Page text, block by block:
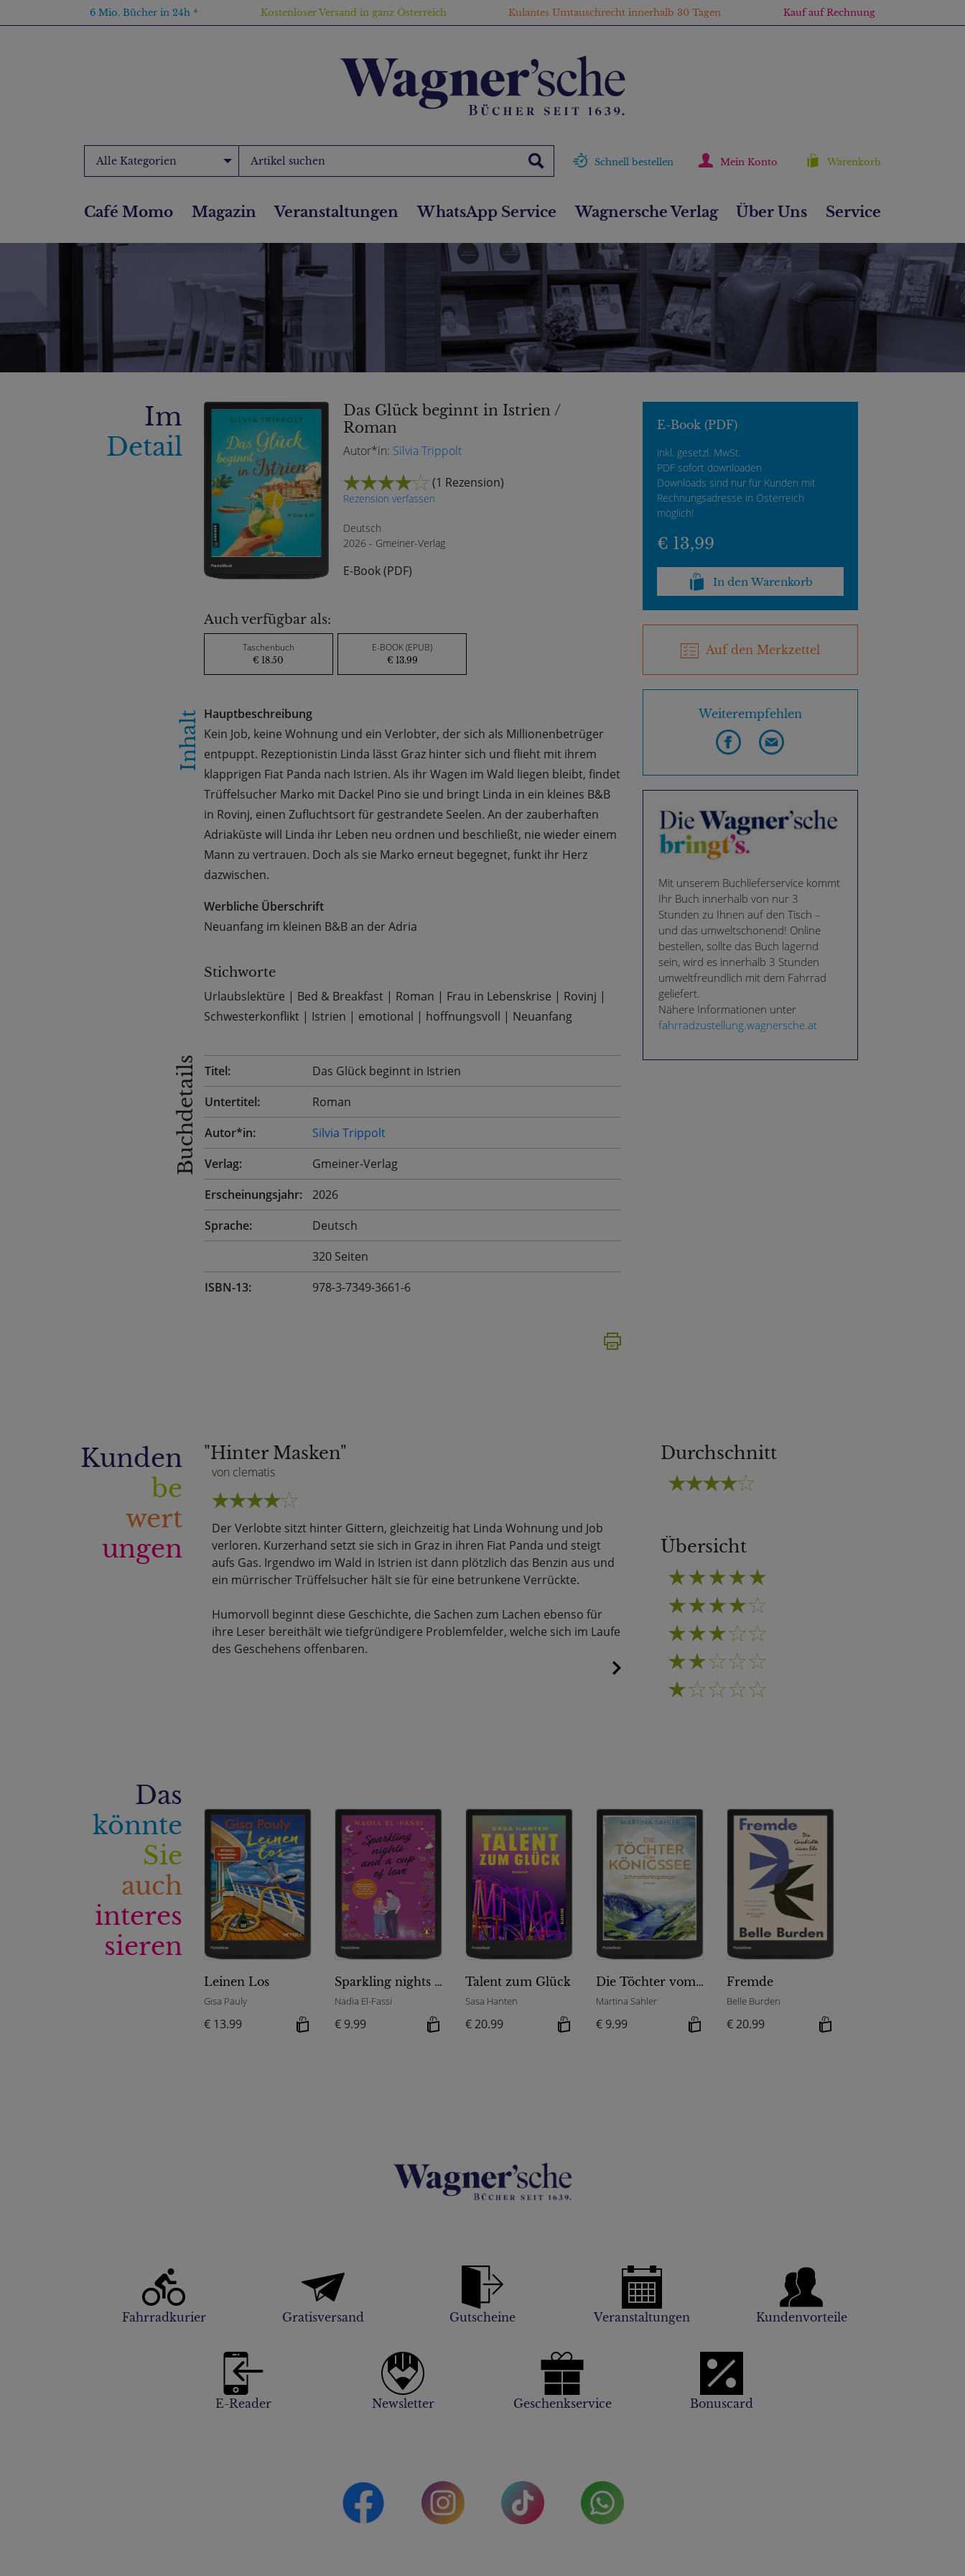
6 Mio. Bücher in 24h * Kostenloser Versand in ganz Österreich Kulantes Umtauschrecht innerhalb 30 Tagen Kauf auf Rechnung
Alle Kategorien Schnell bestellen Mein Konto Warenkorb
Café Momo Magazin Veranstaltungen WhatsApp Service Wagnersche Verlag Über Uns Service
Im
Detail
Das Glück beginnt in Istrien /
Roman
Autor*in: Silvia Trippolt
(1 Rezension)
Rezension verfassen
Deutsch
2026 - Gmeiner-Verlag
E-Book (PDF)
Auch verfügbar als:
Taschenbuch
€ 18.50
E-BOOK (EPUB)
€ 13.99
Inhalt Hauptbeschreibung
Kein Job, keine Wohnung und ein Verlobter, der sich als Millionenbetrüger
entpuppt. Rezeptionistin Linda lässt Graz hinter sich und flieht mit ihrem
klapprigen Fiat Panda nach Istrien. Als ihr Wagen im Wald liegen bleibt, findet
Trüffelsucher Marko mit Dackel Pino sie und bringt Linda in ein kleines B&B
in Rovinj, einen Zufluchtsort für gestrandete Seelen. An der zauberhaften
Adriaküste will Linda ihr Leben neu ordnen und beschließt, nie wieder einem
Mann zu vertrauen. Doch als sie Marko erneut begegnet, funkt ihr Herz
dazwischen.
Werbliche Überschrift
Neuanfang im kleinen B&B an der Adria
Stichworte
Urlaubslektüre | Bed & Breakfast| Roman | Frau in Lebenskrise | Rovinj |
Schwesterkonflikt| Istrien | emotional | hoffnungsvoll | Neuanfang
Buchdetails Titel:
Das Glück beginnt in Istrien
Untertitel:
Roman
Autor*in:
Silvia Trippolt
Verlag:
Gmeiner-Verlag
Erscheinungsjahr:
2026
Sprache:
Deutsch
320 Seiten
ISBN-13:
978-3-7349-3661-6
E-Book (PDF)
inkl. gesetzl. MwSt.
PDF sofort downloaden
Downloads sind nur für Kunden mit
Rechnungsadresse in Österreich
möglich!
€ 13,99
In den Warenkorb
Auf den Merkzettel
Weiterempfehlen
Mit unserem Buchlieferservice kommt
Ihr Buch innerhalb von nur 3
Stunden zu Ihnen auf den Tisch –
und das umweltschonend! Online
bestellen, sollte das Buch lagernd
sein, wird es innerhalb 3 Stunden
umweltfreundlich mit dem Fahrrad
geliefert.
Nähere Informationen unter
fahrradzustellung.wagnersche.at
Kunden
be
wert
ungen
"Hinter Masken"
von clematis
Der Verlobte sitzt hinter Gittern, gleichzeitig hat Linda Wohnung und Job
verloren. Kurzerhand setzt sie sich in Graz in ihren Fiat Panda und steigt
aufs Gas. Irgendwo im Wald in Istrien ist dann plötzlich das Benzin aus und
ein mürrischer Trüffelsucher hält sie für eine betrunkene Verrückte.
Humorvoll beginnt diese Geschichte, die Sachen zum Lachen ebenso für
ihre Leser bereithält wie tiefgründigere Problemfelder, welche sich im Laufe
des Geschehens offenbaren.
Durchschnitt
Übersicht
Das
könnte
Sie
auch
interes
sieren
Leinen Los
Gisa Pauly
€ 13.99
Sparkling nights and a cup of love
Nadia El-Fassi
€ 9.99
Talent zum Glück
Sasa Hanten
€ 20.99
Die Töchter vom Königssee - Schmetterlingstage
Martina Sahler
€ 9.99
Fremde
Belle Burden
€ 20.99
Fahrradkurier Gratisversand Gutscheine Veranstaltungen Kundenvorteile
E-Reader Newsletter Geschenkservice Bonuscard